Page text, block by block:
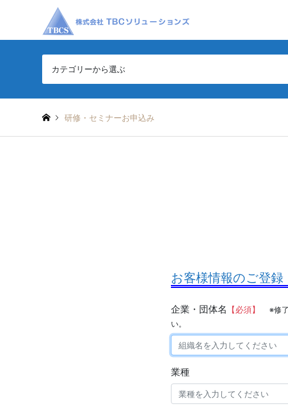
カテゴリーから選ぶ
研修・セミナーお申込み
お客様情報のご登録
企業・団体名 【必須】
※修
い。
業種